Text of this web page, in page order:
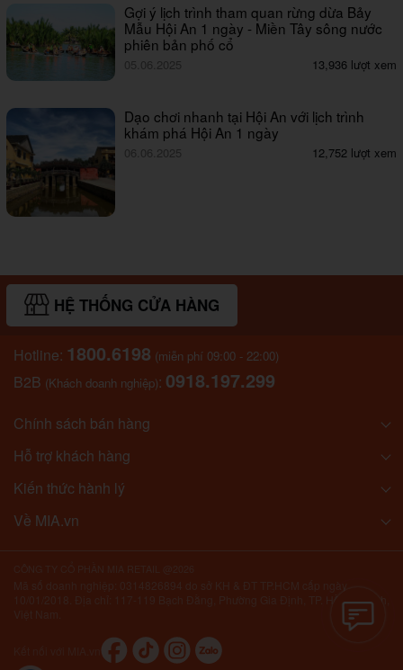
Gợi ý lịch trình tham quan rừng dừa Bảy
Mẫu Hội An 1 ngày - Miền Tây sông nước
phiên bản phố cổ
05.06.2025 13,936 lượt xem
Dạo chơi nhanh tại Hội An với lịch trình
khám phá Hội An 1 ngày
06.06.2025 12,752 lượt xem
HỆ THỐNG CỬA HÀNG
Hotline: 1800.6198 (miễn phí 09:00 - 22:00)
B2B (Khách doanh nghiệp): 0918.197.299
Chính sách bán hàng
Hỗ trợ khách hàng
Kiến thức hành lý
Về MIA.vn
10/01/2018. Địa chỉ: 117-119 Bạch Đằng, Phường Gia Định, TP. Hồ Chí Minh,